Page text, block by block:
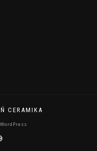
CERAMIKA
WordPress